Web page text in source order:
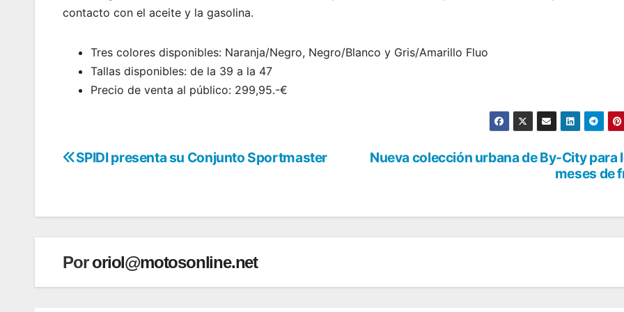
contacto con el aceite y la gasolina.
Tres colores disponibles: Naranja/Negro, Negro/Blanco y Gris/Amarillo Fluo
Tallas disponibles: de la 39 a la 47
Precio de venta al público: 299,95.-€
Navegación
entradas
Nueva colección urbana de By-City para
meses de
SPIDI presenta su Conjunto Sportmaster
Pororiol@motosonline.net